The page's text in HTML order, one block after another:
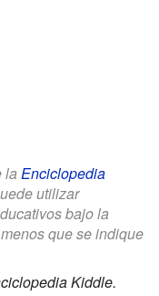
la Enciclopedia
utilizar
bajo la
que se indique
Kiddle.